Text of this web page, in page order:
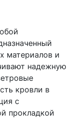
материалов и
надежную
кровли в
с
прокладкой